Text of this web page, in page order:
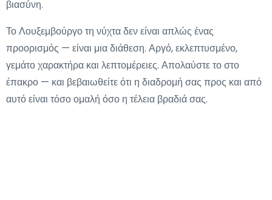
βιασύνη.
Το Λουξεμβούργο τη νύχτα δεν είναι απλώς ένας
προορισμός — είναι μια διάθεση. Αργό, εκλεπτυσμένο,
γεμάτο χαρακτήρα και λεπτομέρειες. Απολαύστε το στο
έπακρο — και βεβαιωθείτε ότι η διαδρομή σας προς και από
αυτό είναι τόσο ομαλή όσο η τέλεια βραδιά σας.